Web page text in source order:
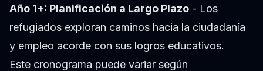
Año 1+: Planificación a Largo Plazo - Los
refugiados exploran caminos hacia la ciudadanía
y empleo acorde con sus logros educativos.
Este cronograma puede variar según